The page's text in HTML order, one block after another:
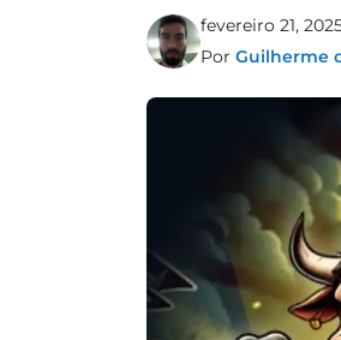
fevereiro 21,
Por Guilherme